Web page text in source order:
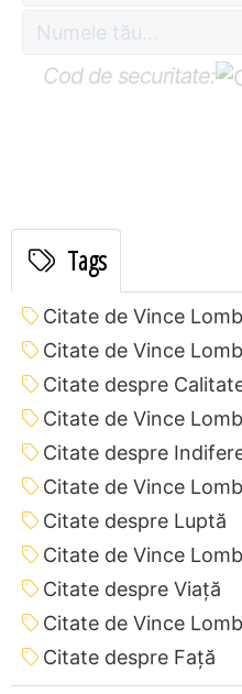
Cod de securitate:
Tags
Citate de Vince
Citate de Vince
Citate despre
Citate de Vince
Citate despre
Citate de Vince
Citate despre Luptă
Citate de Vince
Citate despre Viață
Citate de Vince
Citate despre Față